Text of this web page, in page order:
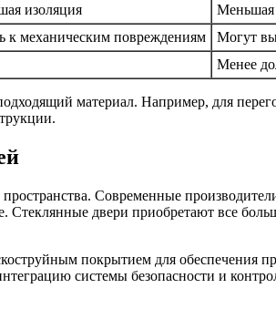
изоляция
Меньшая
к механическим повреждениям
Могут
Менее
материал. Например, для
Современные
Стеклянные двери приобретают все
покрытием для обеспечения
системы безопасности и